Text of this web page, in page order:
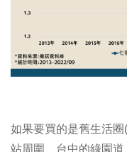
如果要買的是舊生活
站周圍、台中的綠園